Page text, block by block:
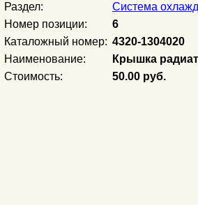
Раздел:
Система
Номер позиции:
6
Каталожный номер: 4320-1304020
Наименование:
Крышка
Стоимость:
50.00 руб.